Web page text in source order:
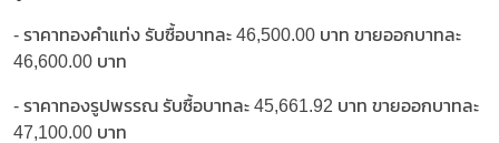
- ราคาทองคำแท่ง รับซื้อบาทละ 46,500.00 บาท ขายออกบาทละ
46,600.00 บาท
- ราคาทองรูปพรรณ รับซื้อบาทละ 45,661.92 บาท ขายออกบาทละ
47,100.00 บาท